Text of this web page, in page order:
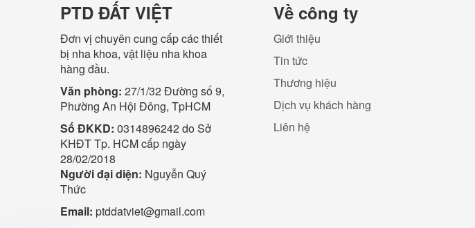
PTD ĐẤT VIỆT
Đơn vị chuyên cung cấp các thiết
bị nha khoa, vật liệu nha khoa
hàng đầu.
Văn phòng: 27/1/32 Đường số 9,
Phường An Hội Đông, TpHCM
Số ĐKKD: 0314896242 do Sở
KHĐT Tp. HCM cấp ngày
28/02/2018
Người đại diện: Nguyễn Quý
Thức
Email: ptddatviet@gmail.com
Về công ty
Giới thiệu
Tin tức
Thương hiệu
Dịch vụ khách hàng
Liên hệ